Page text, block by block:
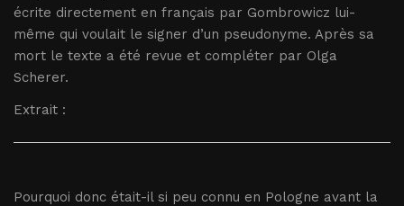
écrite directement en français par Gombrowicz lui-
même qui voulait le signer d’un pseudonyme. Après sa
mort le texte a été revue et compléter par Olga
Scherer.
Extrait :
Pourquoi donc était-il si peu connu en Pologne avant la